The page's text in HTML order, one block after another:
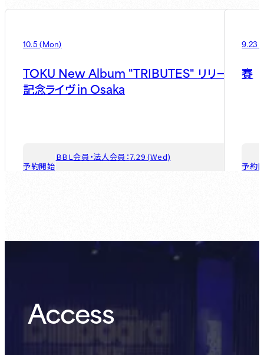
10.5 (Mon)
TOKU New Album "TRIBUTES" リリース
記念ライヴin Osaka
予約開始
BBL会員・法人会員：7.29 (Wed)
9.23
賽
予約
Access